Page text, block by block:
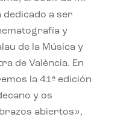
a ser
y
de la Música y
de València. En
la 41ª edición
y os
abiertos»,